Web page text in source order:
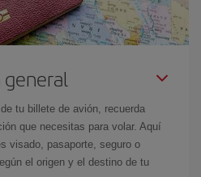
tu billete de avión, recuerda
que necesitas para volar. Aquí
visado, pasaporte, seguro o
el origen y el destino de tu